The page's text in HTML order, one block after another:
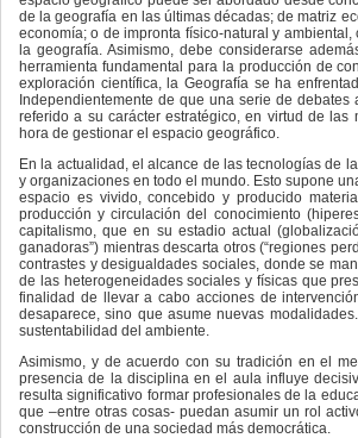
de la geografía en las últimas décadas; de matriz
economía; o de impronta físico-natural y
la geografía. Asimismo, debe considerarse
herramienta fundamental para la producción de
exploración científica, la Geografía se ha
Independientemente de que una serie de
referido a su carácter estratégico, en virtud de las
hora de gestionar el espacio geográfico.
En la actualidad, el alcance de las tecnologías de
y organizaciones en todo el mundo. Esto supone
espacio es vivido, concebido y producido
producción y circulación del conocimiento
capitalismo, que en su estadio actual
ganadoras”) mientras descarta otros (“regiones
contrastes y desigualdades sociales, donde se
de las heterogeneidades sociales y físicas que
finalidad de llevar a cabo acciones de
desaparece, sino que asume nuevas
sustentabilidad del ambiente.
Asimismo, y de acuerdo con su tradición en el
presencia de la disciplina en el aula influye
resulta significativo formar profesionales de la
que –entre otras cosas- puedan asumir un rol
construcción de una sociedad más democrática.